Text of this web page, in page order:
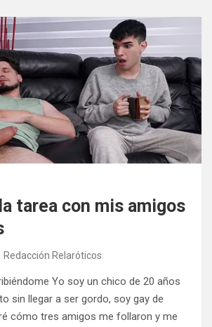
tarea con mis amigos
Redacción Relaróticos
Yo soy un chico de 20 años
sin llegar a ser gordo, soy gay de
cómo tres amigos me follaron y me